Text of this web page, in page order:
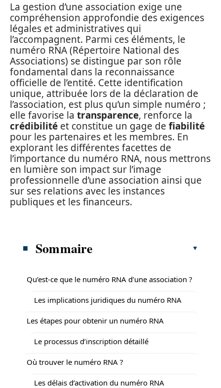
La gestion d’une association exige une
compréhension approfondie des exigences
légales et administratives qui
l’accompagnent. Parmi ces éléments, le
numéro RNA (Répertoire National des
Associations) se distingue par son rôle
fondamental dans la reconnaissance
officielle de l’entité. Cette identification
unique, attribuée lors de la déclaration de
l’association, est plus qu’un simple numéro ;
elle favorise la transparence, renforce la
crédibilité et constitue un gage de fiabilité
pour les partenaires et les membres. En
explorant les différentes facettes de
l’importance du numéro RNA, nous mettrons
en lumière son impact sur l’image
professionnelle d’une association ainsi que
sur ses relations avec les instances
publiques et les financeurs.
Sommaire
Qu’est-ce que le numéro RNA d’une association ?
Les implications juridiques du numéro RNA
Les étapes pour obtenir un numéro RNA
Le processus d’inscription détaillé
Où trouver le numéro RNA ?
Les délais d’activation du numéro RNA